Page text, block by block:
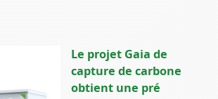
Le projet Gaia de
capture de carbone
obtient une pré